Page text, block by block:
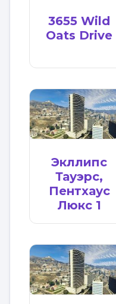
3655 Wild
Oats Drive
Экллипс
Тауэрс,
Пентхаус
Люкс 1